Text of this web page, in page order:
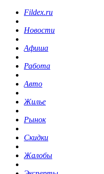
Fildex.ru
Новости
Афиша
Работа
Авто
Жилье
Рынок
Скидки
Жалобы